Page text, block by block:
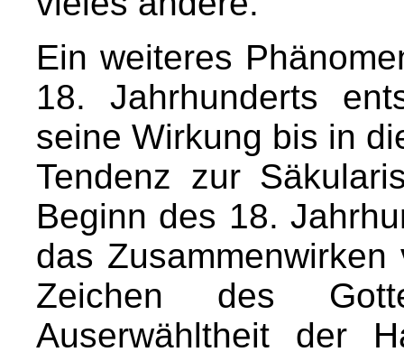
Ein weiteres
18. Jahrhunderts
seine Wirkung bis in
Tendenz zur
Beginn des 18.
das
Zeichen des
Auserwähltheit der